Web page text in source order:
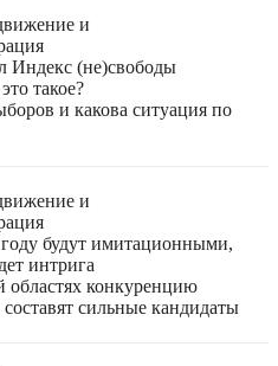
и
Индекс (не)свободы
такое?
и какова ситуация по
и
будут имитационными,
интрига
областях конкуренцию
сильные кандидаты